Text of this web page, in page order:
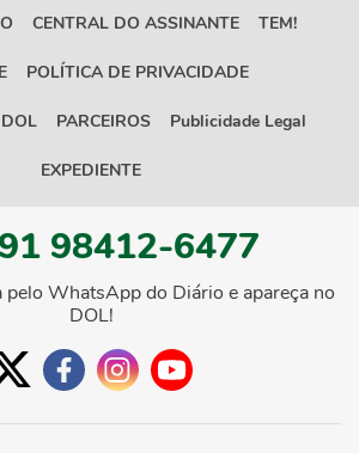
CENTRAL DO ASSINANTE TEM!
POLÍTICA DE PRIVACIDADE
PARCEIROS Publicidade Legal
EXPEDIENTE
91 98412-6477
pelo WhatsApp do Diário e apareça no
DOL!